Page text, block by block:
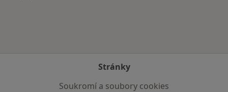
Stránky
Soukromí a soubory cookies